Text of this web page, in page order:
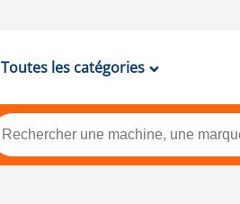
Toutes les catégories